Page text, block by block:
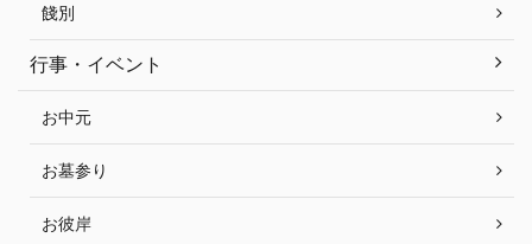
餞別
行事・イベント
お中元
お墓参り
お彼岸